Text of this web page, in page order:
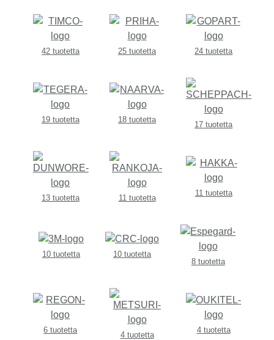
42 tuotetta 25 tuotetta 24 tuotetta
19 tuotetta 18 tuotetta
17 tuotetta
13 tuotetta 11 tuotetta
11 tuotetta
10 tuotetta
10 tuotetta
8 tuotetta
6 tuotetta
4 tuotetta
4 tuotetta